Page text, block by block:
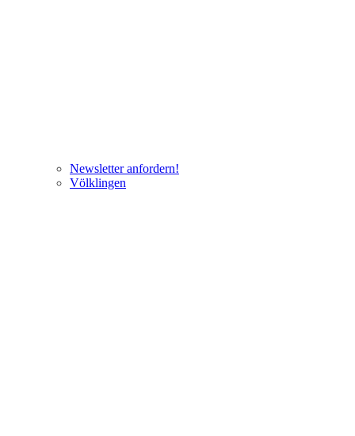
Newsletter anfordern!
Völklingen